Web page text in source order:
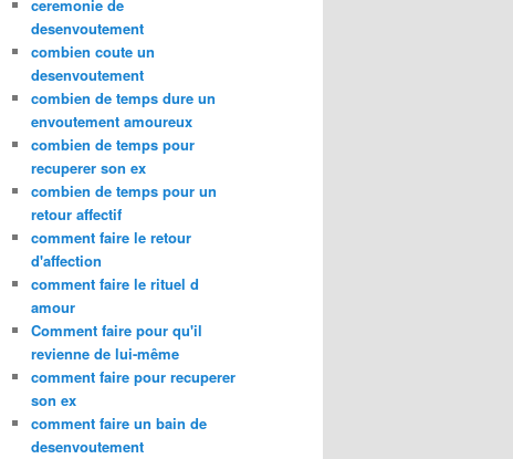
ceremonie de
desenvoutement
combien coute un
desenvoutement
combien de temps dure un
envoutement amoureux
combien de temps pour
recuperer son ex
combien de temps pour un
retour affectif
comment faire le retour
d'affection
comment faire le rituel d
amour
Comment faire pour qu'il
revienne de lui-même
comment faire pour recuperer
son ex
comment faire un bain de
desenvoutement